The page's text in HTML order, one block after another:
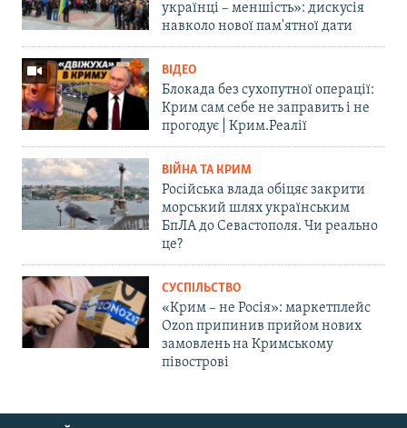
українці – меншість»: дискусія
навколо нової пам'ятної дати
ВІДЕО
Блокада без сухопутної операції:
Крим сам себе не заправить і не
прогодує | Крим.Реалії
ВІЙНА ТА КРИМ
Російська влада обіцяє закрити
морський шлях українським
БпЛА до Севастополя. Чи реально
це?
СУСПІЛЬСТВО
«Крим – не Росія»: маркетплейс
Ozon припинив прийом нових
замовлень на Кримському
півострові